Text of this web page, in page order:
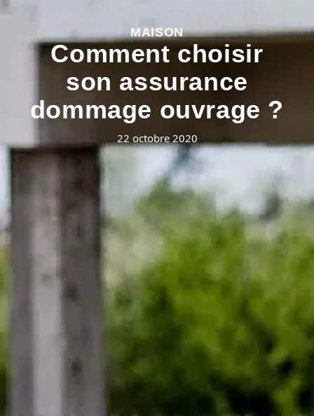
MAISON
Comment choisir
son assurance
dommage ouvrage ?
22 octobre 2020